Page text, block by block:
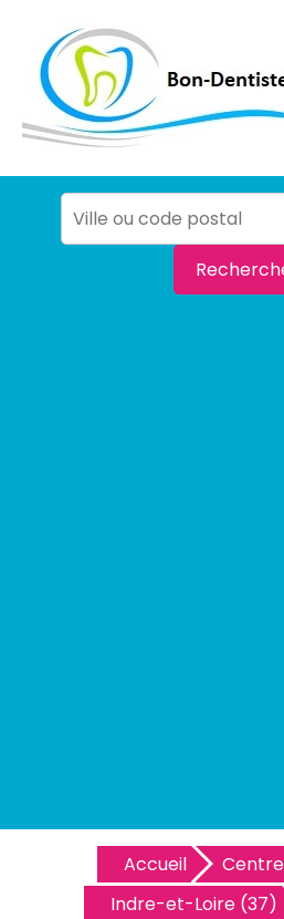
Accueil
Indre-et-Loire (37)